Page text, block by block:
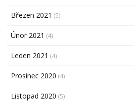
Březen 2021 (5)
Únor 2021 (4)
Leden 2021 (4)
Prosinec 2020 (4)
Listopad 2020 (5)